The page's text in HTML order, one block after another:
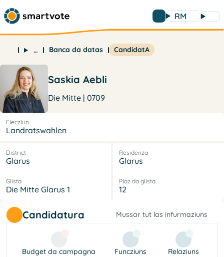
RM
… Banca da datas CandidatA
Saskia Aebli
Die Mitte | 0709
Elecziun
Landratswahlen
District
Glarus
Residenza
Glarus
Glista
Die Mitte Glarus 1
Plaz da glista
12
Candidatura Mussar tut las infurmaziuns
Budget da campagna
Funcziuns
Relaziuns